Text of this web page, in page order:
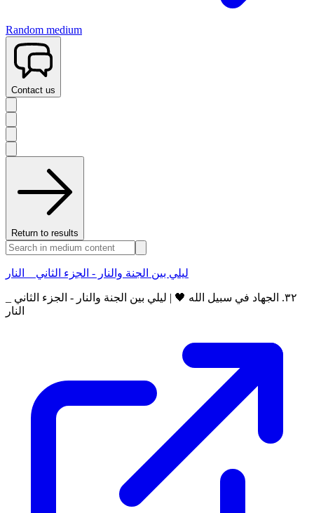
Random medium
Contact us
Return to results
ليلي بين الجنة والنار - الجزء الثاني _ النار
٣٢. الجهاد في سبيل الله 🖤 | ليلي بين الجنة والنار - الجزء الثاني _
النار